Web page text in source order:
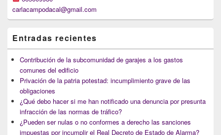
carlacampodacal@gmail.com
Entradas recientes
Contribución de la subcomunidad de garajes a los gastos
comunes del edificio
Privación de la patria potestad: incumplimiento grave de las
obligaciones
¿Qué debo hacer si me han notificado una denuncia por presunta
infracción de las normas de tráfico?
¿Pueden ser nulas o no conformes a derecho las sanciones
impuestas por incumplir el Real Decreto de Estado de Alarma?